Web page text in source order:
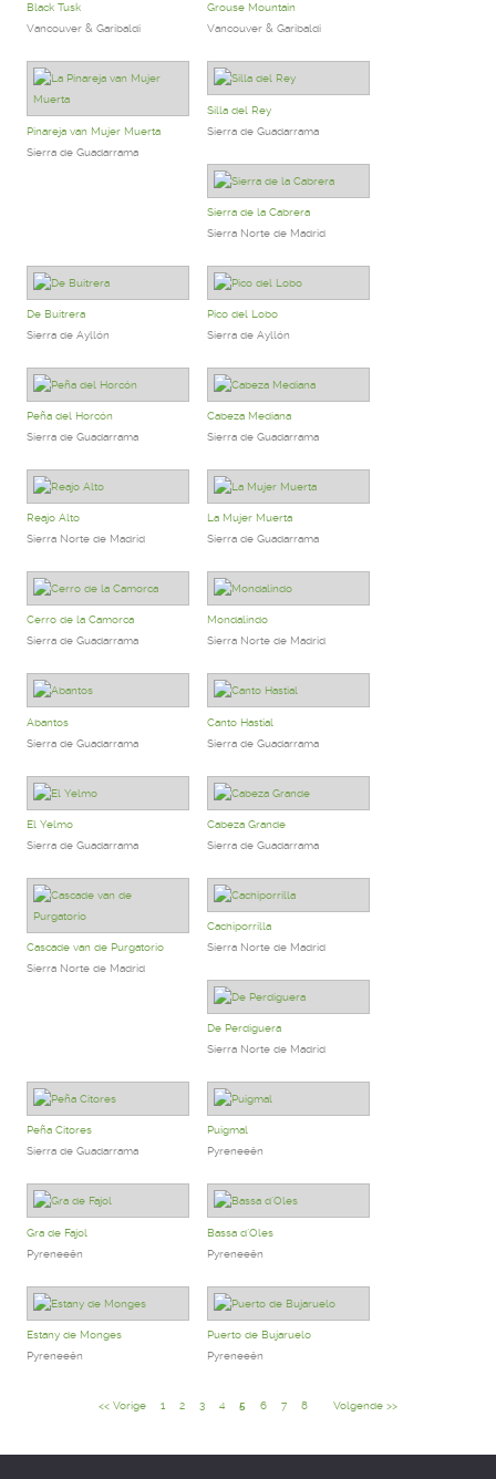
Black Tusk
Vancouver & Garibaldi
Grouse Mountain
Vancouver & Garibaldi
Pinareja van Mujer Muerta
Sierra de Guadarrama
Silla del Rey
Sierra de Guadarrama
Sierra de la Cabrera
Sierra Norte de Madrid
De Buitrera
Sierra de Ayllón
Pico del Lobo
Sierra de Ayllón
Peña del Horcón
Sierra de Guadarrama
Cabeza Mediana
Sierra de Guadarrama
Reajo Alto
Sierra Norte de Madrid
La Mujer Muerta
Sierra de Guadarrama
Cerro de la Camorca
Sierra de Guadarrama
Mondalindo
Sierra Norte de Madrid
Abantos
Sierra de Guadarrama
Canto Hastial
Sierra de Guadarrama
El Yelmo
Sierra de Guadarrama
Cabeza Grande
Sierra de Guadarrama
Cascade van de Purgatorio
Sierra Norte de Madrid
Cachiporrilla
Sierra Norte de Madrid
De Perdiguera
Sierra Norte de Madrid
Peña Citores
Sierra de Guadarrama
Puigmal
Pyreneeën
Gra de Fajol
Pyreneeën
Bassa d`Oles
Pyreneeën
Estany de Monges
Pyreneeën
Puerto de Bujaruelo
Pyreneeën
<< Vorige 1 2 3 4 5 6 7 8 Volgende >>